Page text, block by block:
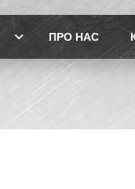
ПРО НАС